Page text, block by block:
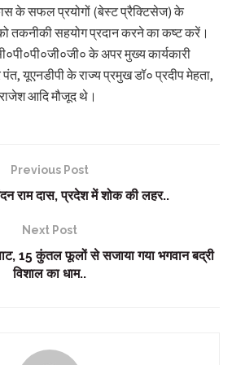
के सफल प्रयोगों (बेस्ट प्रैक्टिसेज) के
को तकनीकी सहयोग प्रदान करने का कष्ट करें।
के अपर मुख्य कार्यकारी
यूएनडीपी के राज्य प्रमुख डॉ० प्रदीप मेहता,
राजेश आदि मौजूद थे।
Previous Post
राम दास, प्रदेश में शोक की लहर..
Next Post
15 कुंतल फूलों से सजाया गया भगवान बद्री
विशाल का धाम..